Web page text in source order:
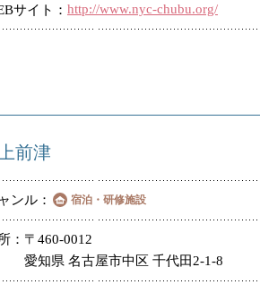
サイト http://www.nyc-chubu.org/
前津
ンル 宿泊・研修施設
〒460-0012
愛知県 名古屋市中区 千代田2-1-8